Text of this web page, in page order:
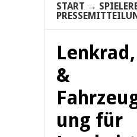
START →
&
ung für